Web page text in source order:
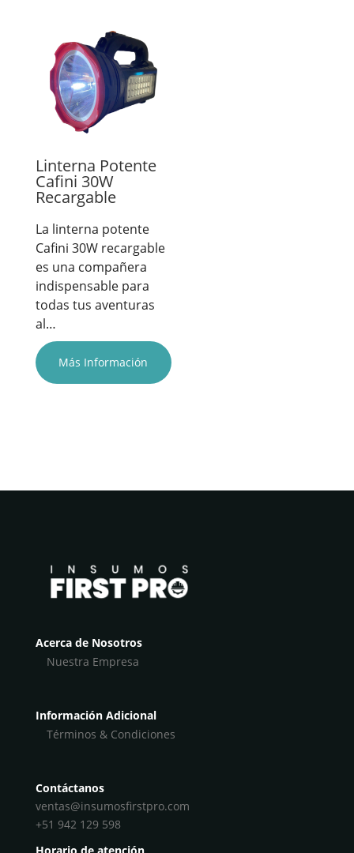
Linterna Potente
Cafini 30W
Recargable
La linterna potente
Cafini 30W recargable
es una compañera
indispensable para
todas tus aventuras
al…
Más Información
Acerca de Nosotros
Nuestra Empresa
Información Adicional
Términos & Condiciones
Contáctanos
ventas@insumosfirstpro.com
+51 942 129 598
Horario de atención